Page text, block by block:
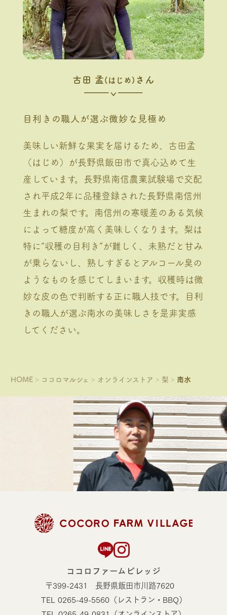
古田 孟(はじめ) さん
目利きの職人が選ぶ微妙な見極め
美味しい新鮮な果実を届けるため、古田孟
（はじめ）が長野県飯田市で真心込めて生
産しています。長野県南信農業試験場で交配
され平成2年に品種登録された長野県南信州
生まれの梨です。南信州の寒暖差のある気候
によって糖度が高く美味しくなります。梨は
特に“収穫の目利き”が難しく、未熟だと甘み
が乗らないし、熟しすぎるとアルコール臭の
ようなものを感じてしまいます。収穫時は微
妙な皮の色で判断する正に職人技です。目利
きの職人が選ぶ南水の美味しさを是非実感
してください。
HOME ココロマルシェ オンラインストア 梨 南水
ココロファームビレッジ
〒399-2431 長野県飯田市川路7620
TEL 0265-49-5560（レストラン・BBQ）